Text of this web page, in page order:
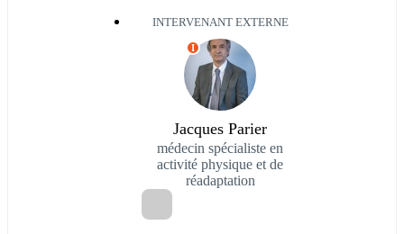
INTERVENANT EXTERNE
I
Jacques Parier
médecin spécialiste en
activité physique et de
réadaptation